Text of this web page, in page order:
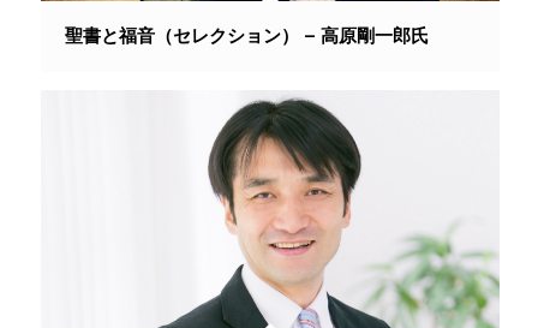
聖書と福音（セレクション） – 高原剛一郎氏